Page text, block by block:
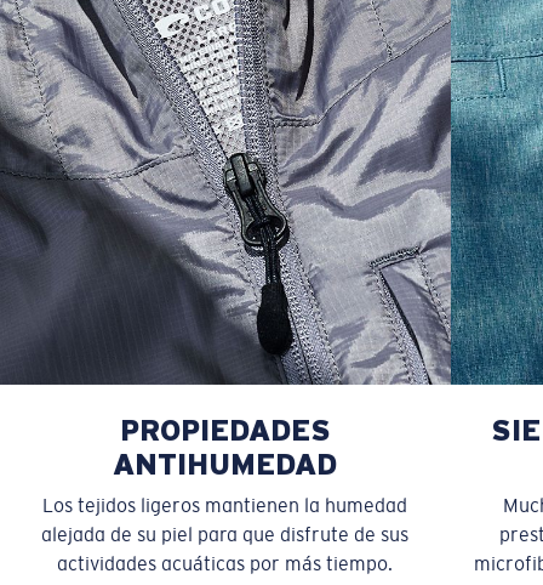
XXL 27” 31” 9 ¾”
PROPIEDADES
ANTIHUMEDAD
Los tejidos ligeros mantienen la humedad
alejada de su piel para que disfrute de sus
actividades acuáticas por más tiempo.